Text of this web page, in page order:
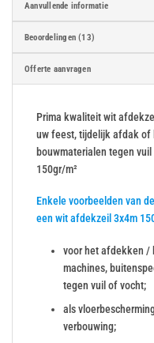
Aanvullende informatie
Beoordelingen (13)
Offerte aanvragen
Prima kwaliteit wit
uw feest, tijdelijk afdak of
bouwmaterialen tegen
150gr/m²
Enkele voorbeelden van
een wit afdekzeil 3x4m
voor het afdekken /
machines,
tegen vuil of vocht;
als
verbouwing;